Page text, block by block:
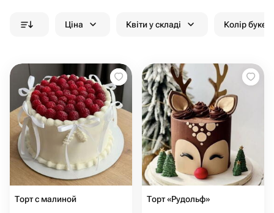
Ціна Квіти у складі Колір
Торт с малиной Торт «Рудольф»